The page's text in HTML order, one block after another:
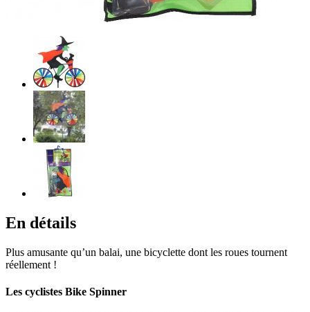
En détails
Plus amusante qu’un balai, une bicyclette dont les roues tournent
réellement !
Les cyclistes Bike Spinner